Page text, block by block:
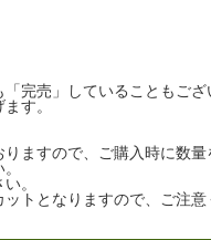
完売」していることもござ
す。
ますので、ご購入時に数量
。
トとなりますので、ご注意